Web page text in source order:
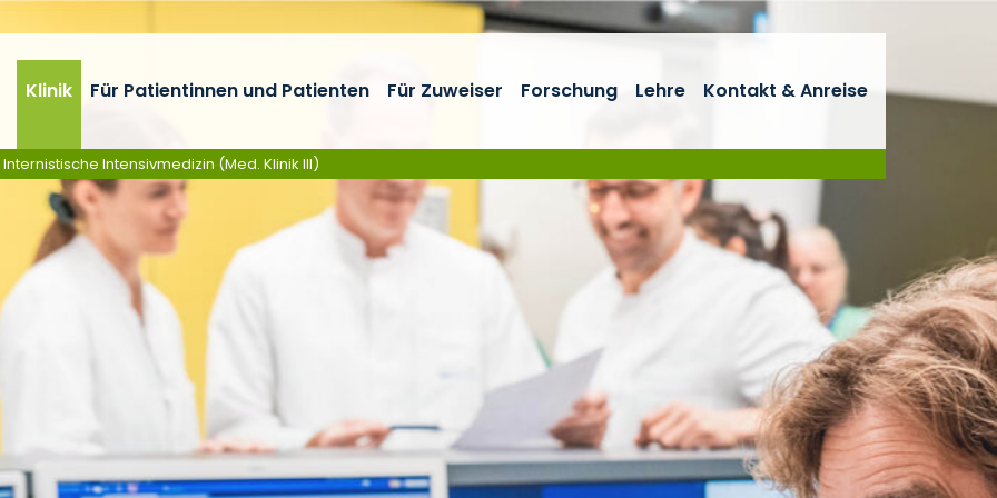
Klinik Für Patientinnen und Patienten Für Zuweiser Forschung Lehre Kontakt & Anreise
Intensivmedizin (Med. Klinik III)